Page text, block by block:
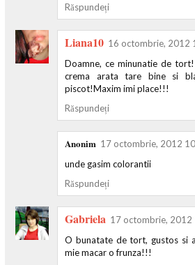
Răspundeți
Liana10 16 octombrie, 2012
Doamne, ce minunatie de
crema arata tare bine si
piscot!Maxim imi place!!!
Răspundeți
Anonim 17 octombrie, 2012
unde gasim colorantii
Răspundeți
Gabriela 17 octombrie, 2012
O bunatate de tort, gustos si
mie macar o frunza!!!